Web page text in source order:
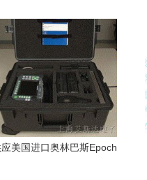
美国进口奥林巴斯Epoch